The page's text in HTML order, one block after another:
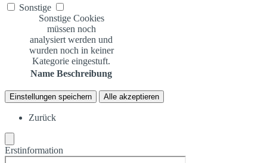
Sonstige
Sonstige Cookies
müssen noch
analysiert werden und
wurden noch in keiner
Kategorie eingestuft.
Name Beschreibung
Einstellungen speichern Alle akzeptieren
Zurück
Erstinformation